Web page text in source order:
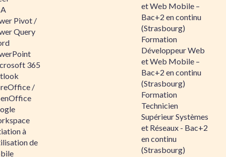
Pivot /
Query
365
/
à
de
et Web Mobile –
Bac+2 en continu
(Strasbourg)
Formation
Développeur Web
et Web Mobile –
Bac+2 en continu
(Strasbourg)
Formation
Technicien
Supérieur Systèmes
et Réseaux - Bac+2
en continu
(Strasbourg)